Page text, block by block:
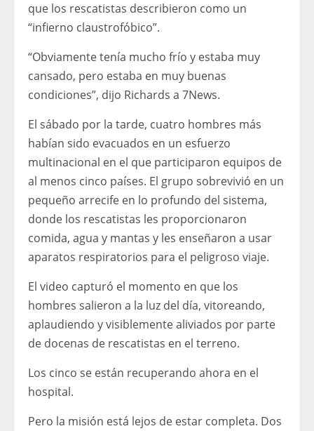
que los rescatistas describieron como un
“infierno claustrofóbico”.
“Obviamente tenía mucho frío y estaba muy
cansado, pero estaba en muy buenas
condiciones”, dijo Richards a 7News.
El sábado por la tarde, cuatro hombres más
habían sido evacuados en un esfuerzo
multinacional en el que participaron equipos de
al menos cinco países. El grupo sobrevivió en un
pequeño arrecife en lo profundo del sistema,
donde los rescatistas les proporcionaron
comida, agua y mantas y les enseñaron a usar
aparatos respiratorios para el peligroso viaje.
El video capturó el momento en que los
hombres salieron a la luz del día, vitoreando,
aplaudiendo y visiblemente aliviados por parte
de docenas de rescatistas en el terreno.
Los cinco se están recuperando ahora en el
hospital.
Pero la misión está lejos de estar completa. Dos